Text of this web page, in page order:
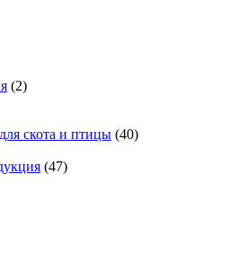
(2)
скота и птицы (40)
(47)